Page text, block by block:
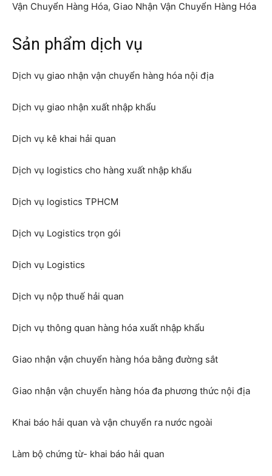
Vận Chuyển Hàng Hóa, Giao Nhận Vận Chuyển Hàng Hóa
Sản phẩm dịch vụ
Dịch vụ giao nhận vận chuyển hàng hóa nội địa
Dịch vụ giao nhận xuất nhập khẩu
Dịch vụ kê khai hải quan
Dịch vụ logistics cho hàng xuất nhập khẩu
Dịch vụ logistics TPHCM
Dịch vụ Logistics trọn gói
Dịch vụ Logistics
Dịch vụ nộp thuế hải quan
Dịch vụ thông quan hàng hóa xuất nhập khẩu
Giao nhận vận chuyển hàng hóa bằng đường sắt
Giao nhận vận chuyển hàng hóa đa phương thức nội địa
Khai báo hải quan và vận chuyển ra nước ngoài
Làm bộ chứng từ- khai báo hải quan